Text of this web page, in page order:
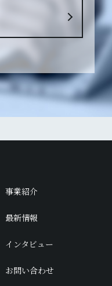
事業紹介
最新情報
インタビュー
お問い合わせ